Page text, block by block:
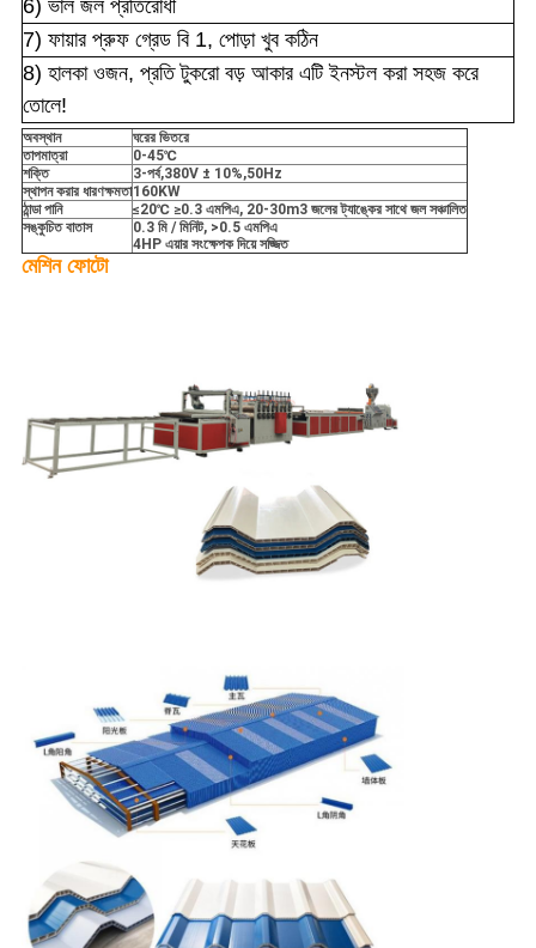
6) ভাল জল প্রতিরোধী
7) ফায়ার প্রুফ গ্রেড বি 1, পোড়া খুব কঠিন
8) হালকা ওজন, প্রতি টুকরো বড় আকার এটি ইনস্টল করা সহজ করে
তোলে!
অবস্থান
ঘরের ভিতরে
তাপমাত্রা
0-45℃
শক্তি
3-পর্ব,380V ± 10%,50Hz
স্থাপন করার ধারণক্ষমতা160KW
ঠান্ডা পানি
≤20℃≥0.3 এমপিএ, 20-30m3 জলের ট্যাঙ্কের সাথে জল সঞ্চালিত
সঙ্কুচিত বাতাস
0.3 মি / মিনিট, >0.5 এমপিএ
4HP এয়ার সংক্ষেপক দিয়ে সজ্জিত
মেশিন ফোটো